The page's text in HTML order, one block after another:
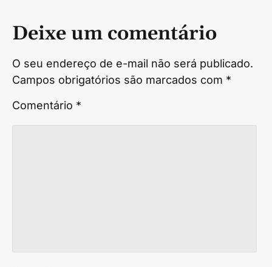
Deixe um comentário
O seu endereço de e-mail não será publicado.
Campos obrigatórios são marcados com *
Comentário *